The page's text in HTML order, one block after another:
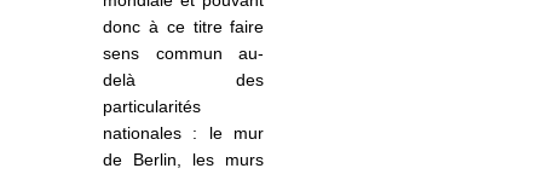
donc à ce titre faire
sens commun au-
delà des
particularités
nationales : le mur
de Berlin, les murs